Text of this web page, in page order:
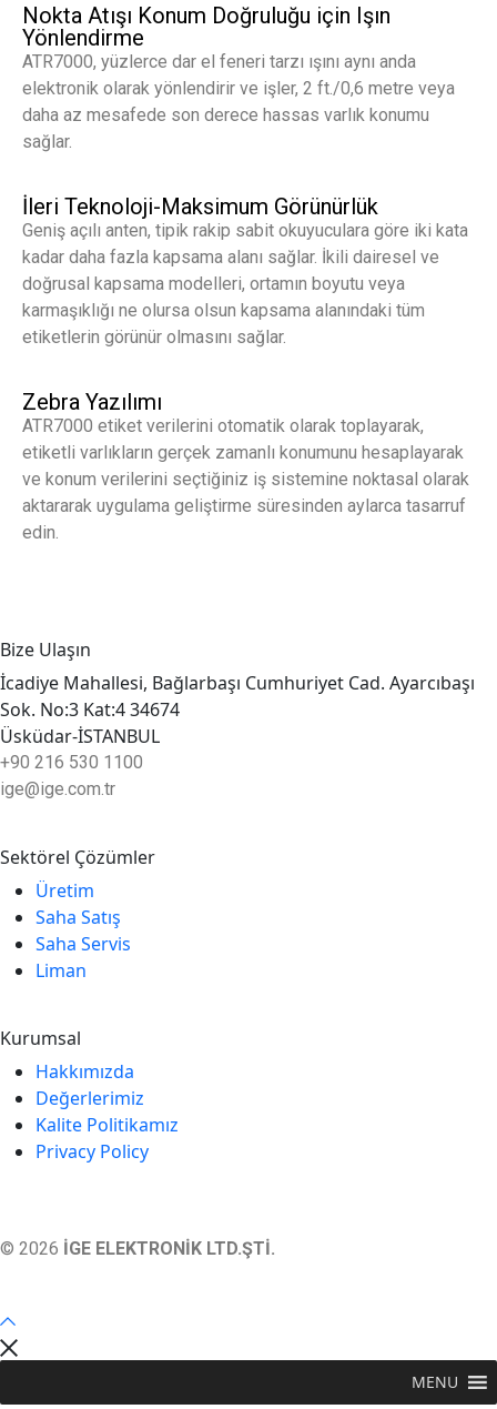
Nokta Atışı Konum Doğruluğu için Işın
Yönlendirme
ATR7000, yüzlerce dar el feneri tarzı ışını aynı anda
elektronik olarak yönlendirir ve işler, 2 ft./0,6 metre veya
daha az mesafede son derece hassas varlık konumu
sağlar.
İleri Teknoloji-Maksimum Görünürlük
Geniş açılı anten, tipik rakip sabit okuyuculara göre iki kata
kadar daha fazla kapsama alanı sağlar. İkili dairesel ve
doğrusal kapsama modelleri, ortamın boyutu veya
karmaşıklığı ne olursa olsun kapsama alanındaki tüm
etiketlerin görünür olmasını sağlar.
Zebra Yazılımı
ATR7000 etiket verilerini otomatik olarak toplayarak,
etiketli varlıkların gerçek zamanlı konumunu hesaplayarak
ve konum verilerini seçtiğiniz iş sistemine noktasal olarak
aktararak uygulama geliştirme süresinden aylarca tasarruf
edin.
Bize Ulaşın
İcadiye Mahallesi, Bağlarbaşı Cumhuriyet Cad. Ayarcıbaşı
Sok. No:3 Kat:4 34674
Üsküdar-İSTANBUL
+90 216 530 1100
ige@ige.com.tr
Sektörel Çözümler
Üretim
Saha Satış
Saha Servis
Liman
Kurumsal
Hakkımızda
Değerlerimiz
Kalite Politikamız
Privacy Policy
© 2026 İGE ELEKTRONİK LTD.ŞTİ.
MENU